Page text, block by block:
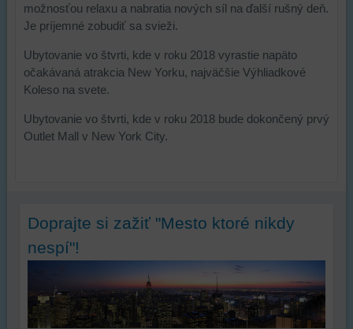
možnosťou relaxu a nabratia nových síl na ďalší rušný deň.
Je príjemné zobudiť sa svieži.
Ubytovanie vo štvrti, kde v roku 2018 vyrastie napäto
očakávaná atrakcia New Yorku, najväčšie Výhliadkové
Koleso na svete.
Ubytovanie vo štvrti, kde v roku 2018 bude dokončený prvý
Outlet Mall v New York City.
Doprajte si zažiť "Mesto ktoré nikdy
nespí"!